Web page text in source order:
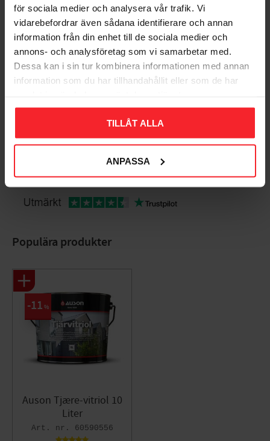
för sociala medier och analysera vår trafik. Vi
vidarebefordrar även sådana identifierare och annan
information från din enhet till de sociala medier och
annons- och analysföretag som vi samarbetar med.
Dessa kan i sin tur kombinera informationen med annan
information som du har tillhandahållit eller som de har
TILLÅT ALLA
ANPASSA
Bedømmelser
Dig
Bliv den første, der giver en bedømmelse.
Populära produkter
Auson Tjære-vitriol 10
Liter
60590556
11 %